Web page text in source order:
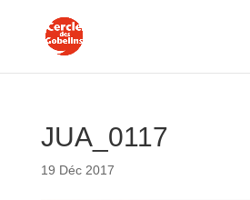
JUA_0117
19 Déc 2017